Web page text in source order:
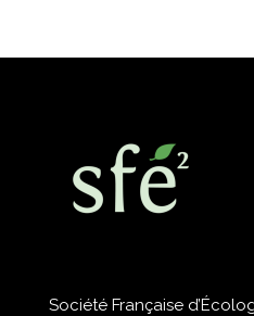
Société Française